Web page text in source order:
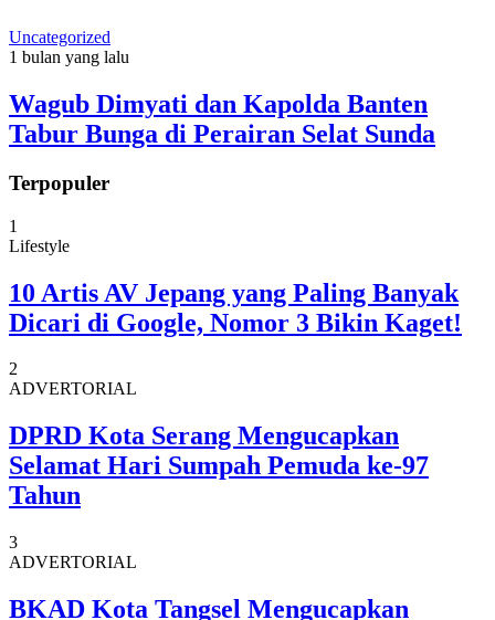
Uncategorized
1 bulan yang lalu
Wagub Dimyati dan Kapolda Banten
Tabur Bunga di Perairan Selat Sunda
Terpopuler
1
Lifestyle
10 Artis AV Jepang yang Paling Banyak
Dicari di Google, Nomor 3 Bikin Kaget!
2
ADVERTORIAL
DPRD Kota Serang Mengucapkan
Selamat Hari Sumpah Pemuda ke-97
Tahun
3
ADVERTORIAL
BKAD Kota Tangsel Mengucapkan